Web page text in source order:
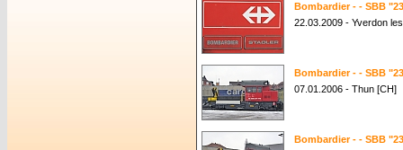
Bombardier - - SBB
22.03.2009 - Yverdon
Bombardier - - SBB
07.01.2006 - Thun [CH]
Bombardier - - SBB